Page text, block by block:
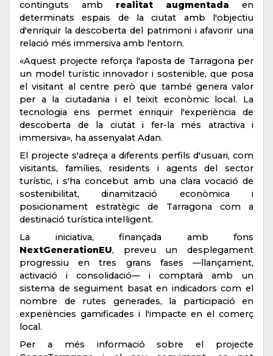
continguts amb realitat augmentada en
determinats espais de la ciutat amb l'objectiu
d'enriquir la descoberta del patrimoni i afavorir una
relació més immersiva amb l'entorn.
«Aquest projecte reforça l'aposta de Tarragona per
un model turístic innovador i sostenible, que posa
el visitant al centre però que també genera valor
per a la ciutadania i el teixit econòmic local. La
tecnologia ens permet enriquir l'experiència de
descoberta de la ciutat i fer-la més atractiva i
immersiva», ha assenyalat Adan.
El projecte s'adreça a diferents perfils d'usuari, com
visitants, famílies, residents i agents del sector
turístic, i s'ha concebut amb una clara vocació de
sostenibilitat, dinamització econòmica i
posicionament estratègic de Tarragona com a
destinació turística intel·ligent.
La iniciativa, finançada amb fons
NextGenerationEU, preveu un desplegament
progressiu en tres grans fases —llançament,
activació i consolidació— i comptarà amb un
sistema de seguiment basat en indicadors com el
nombre de rutes generades, la participació en
experiències gamificades i l'impacte en el comerç
local.
Per a més informació sobre el projecte